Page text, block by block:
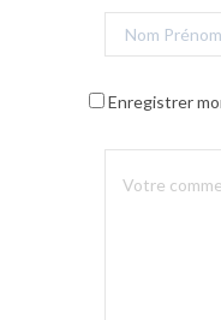
Enregistrer